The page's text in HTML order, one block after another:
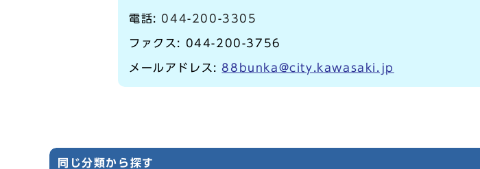
電話: 044-200-3305
ファクス: 044-200-3756
メールアドレス:88bunka@city.kawasaki.jp
同じ分類から探す